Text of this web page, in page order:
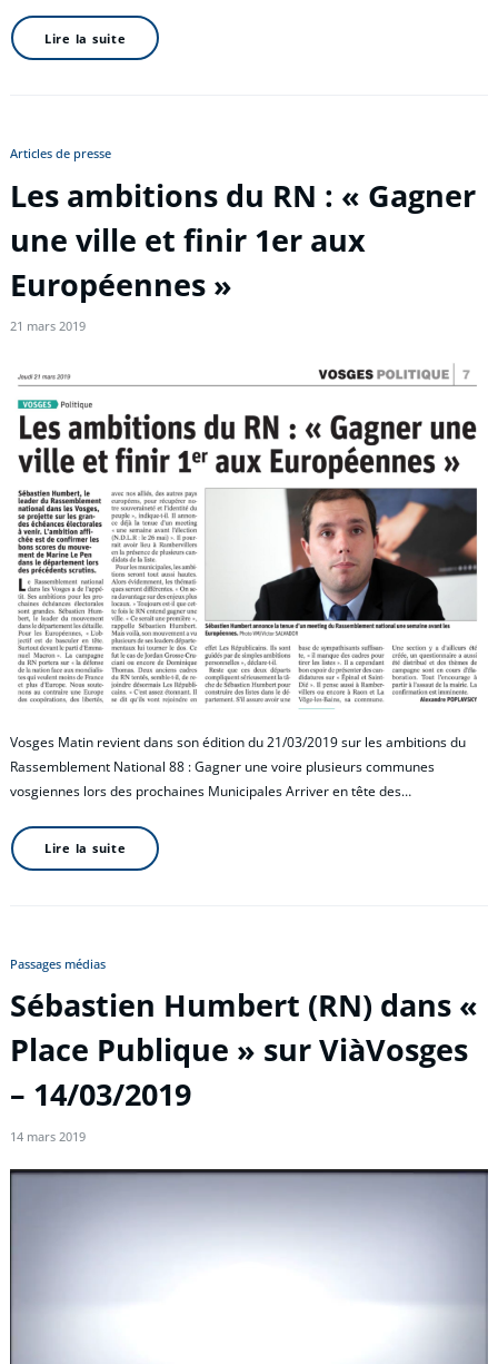
Lire la suite
Articles de presse
Les ambitions du RN : « Gagner
une ville et finir 1er aux
Européennes »
21 mars 2019
Vosges Matin revient dans son édition du 21/03/2019 sur les ambitions du
Rassemblement National 88 : Gagner une voire plusieurs communes
vosgiennes lors des prochaines Municipales Arriver en tête des…
Lire la suite
Passages médias
Sébastien Humbert (RN) dans «
Place Publique » sur ViàVosges
– 14/03/2019
14 mars 2019
Lecteur